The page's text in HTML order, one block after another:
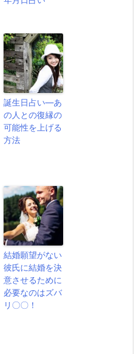
誕生日占い―あ
の人との復縁の
可能性を上げる
方法
結婚願望がない
彼氏に結婚を決
意させるために
必要なのはズバ
リ〇〇！